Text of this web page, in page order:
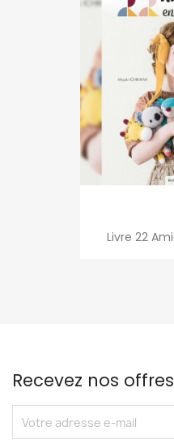
Livre 22
Recevez nos